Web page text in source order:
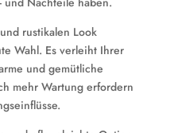
rustikalen Look
Wahl. Es verleiht Ihrer
und gemütliche
mehr Wartung erfordern